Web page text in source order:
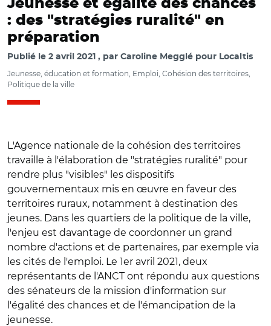
Jeunesse et égalité des chances
: des "stratégies ruralité" en
préparation
Publié le 2 avril 2021 par Caroline Megglé pour Localtis
Jeunesse, éducation et formation, Emploi, Cohésion des territoires,
Politique de la ville
L'Agence nationale de la cohésion des territoires
travaille à l'élaboration de "stratégies ruralité" pour
rendre plus "visibles" les dispositifs
gouvernementaux mis en œuvre en faveur des
territoires ruraux, notamment à destination des
jeunes. Dans les quartiers de la politique de la ville,
l'enjeu est davantage de coordonner un grand
nombre d'actions et de partenaires, par exemple via
les cités de l'emploi. Le 1er avril 2021, deux
représentants de l'ANCT ont répondu aux questions
des sénateurs de la mission d'information sur
l'égalité des chances et de l'émancipation de la
jeunesse.